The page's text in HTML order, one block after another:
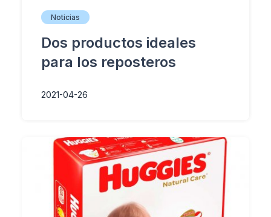
Noticias
Dos productos ideales
para los reposteros
2021-04-26